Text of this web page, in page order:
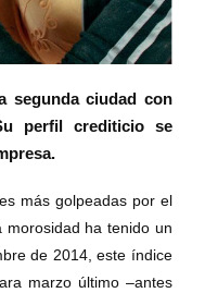
segunda ciudad con
perfil crediticio se
más golpeadas por el
ha tenido un
de 2014, este índice
marzo último –antes